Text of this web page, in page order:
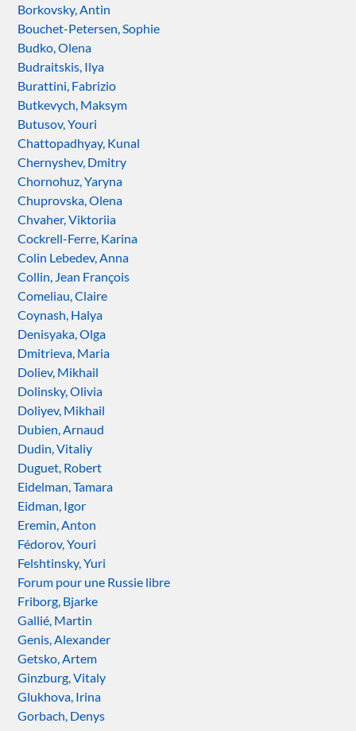
Borkovsky, Antin
Bouchet-Petersen, Sophie
Budko, Olena
Budraitskis, Ilya
Burattini, Fabrizio
Butkevych, Maksym
Butusov, Youri
Chattopadhyay, Kunal
Chernyshev, Dmitry
Chornohuz, Yaryna
Chuprovska, Olena
Chvaher, Viktoriia
Cockrell-Ferre, Karina
Colin Lebedev, Anna
Collin, Jean François
Comeliau, Claire
Coynash, Halya
Denisyaka, Olga
Dmitrieva, Maria
Doliev, Mikhail
Dolinsky, Olivia
Doliyev, Mikhail
Dubien, Arnaud
Dudin, Vitaliy
Duguet, Robert
Eidelman, Tamara
Eidman, Igor
Eremin, Anton
Fédorov, Youri
Felshtinsky, Yuri
Forum pour une Russie libre
Friborg, Bjarke
Gallié, Martin
Genis, Alexander
Getsko, Artem
Ginzburg, Vitaly
Glukhova, Irina
Gorbach, Denys